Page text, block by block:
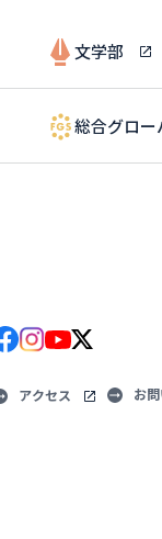
文学部
総合グロー
アクセス お